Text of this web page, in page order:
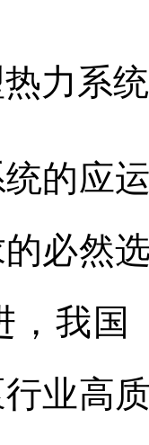
力系
的应
必然
，我国
业高